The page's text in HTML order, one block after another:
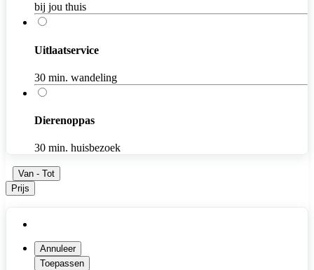
bij jou thuis
Uitlaatservice
30 min. wandeling
Dierenoppas
30 min. huisbezoek
Van - Tot
Prijs
Annuleer
Toepassen